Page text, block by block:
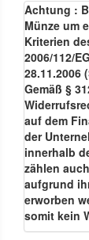
Achtung :
Münze um
Kriterien
2006/112/
28.11.2006
Gemäß §
auf dem
der
innerhalb
zählen
aufgrund
erworben
somit kein